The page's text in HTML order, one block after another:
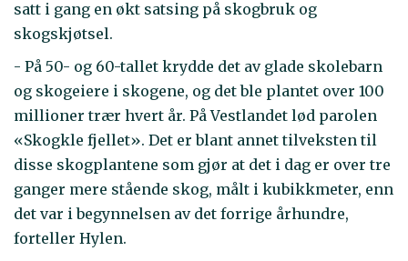
satt i gang en økt satsing på skogbruk og
skogskjøtsel.
- På 50- og 60-tallet krydde det av glade skolebarn
og skogeiere i skogene, og det ble plantet over 100
millioner trær hvert år. På Vestlandet lød parolen
«Skogkle fjellet». Det er blant annet tilveksten til
disse skogplantene som gjør at det i dag er over tre
ganger mere stående skog, målt i kubikkmeter, enn
det var i begynnelsen av det forrige århundre,
forteller Hylen.